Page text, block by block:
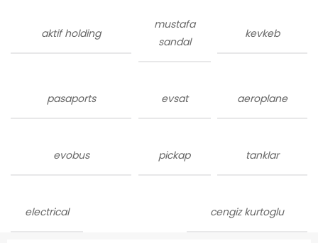
aktif holding
mustafa
sandal
kevkeb
pasaports evsat aeroplane
evobus pickap tanklar
electrical cengiz kurtoglu